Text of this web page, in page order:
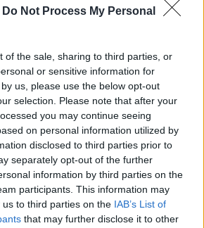
Do Not Process My Personal
of the sale, sharing to third parties, or
or sensitive information for
us, please use the below opt-out
selection. Please note that after your
you may continue seeing
on personal information utilized by
disclosed to third parties prior to
separately opt-out of the further
information by third parties on the
participants. This information may
to third parties on the IAB’s List of
that may further disclose it to other
integrare elementi con
e professionale
di eligibilità). Il risultato
tra opportunità a breve
del programma.
aprile e il 19 maggio 2026 il
collegialeha vissuto
firme, rinnovi e infortuni
le sagome delle squadre per
Continuare a monitorare
fondamentale per capire chi